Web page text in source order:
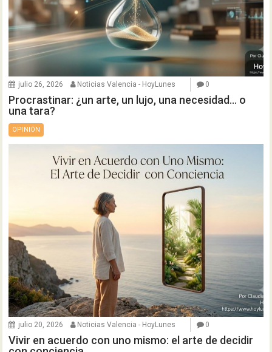
julio 26, 2026 Noticias Valencia - HoyLunes 0
Procrastinar: ¿un arte, un lujo, una necesidad… o
una tara?
OPINIÓN
julio 20, 2026 Noticias Valencia - HoyLunes 0
Vivir en acuerdo con uno mismo: el arte de decidir